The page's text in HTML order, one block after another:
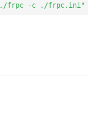
frpc -c ./frpc.ini"